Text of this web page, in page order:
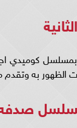
الظهور به
صدفه